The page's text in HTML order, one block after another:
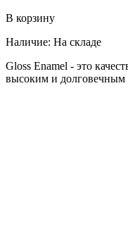
В корзину
Наличие: На складе
Gloss Enamel - это
высоким и долговечным